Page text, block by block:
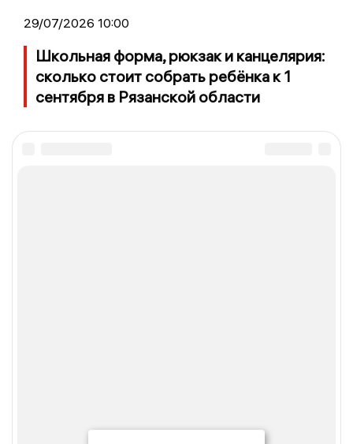
29/07/2026 10:00
Школьная форма, рюкзак и канцелярия:
сколько стоит собрать ребёнка к 1
сентября в Рязанской области